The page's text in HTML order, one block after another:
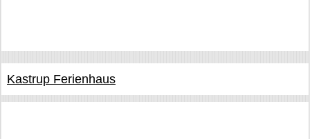
Kastrup Ferienhaus